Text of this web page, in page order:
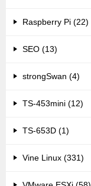
Raspberry Pi (22)
SEO (13)
strongSwan (4)
TS-453mini (12)
TS-653D (1)
Vine Linux (331)